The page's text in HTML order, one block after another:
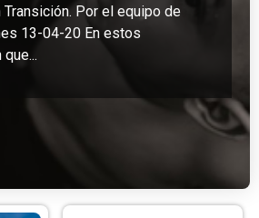
Transición. Por el equipo de
13-04-20 En estos